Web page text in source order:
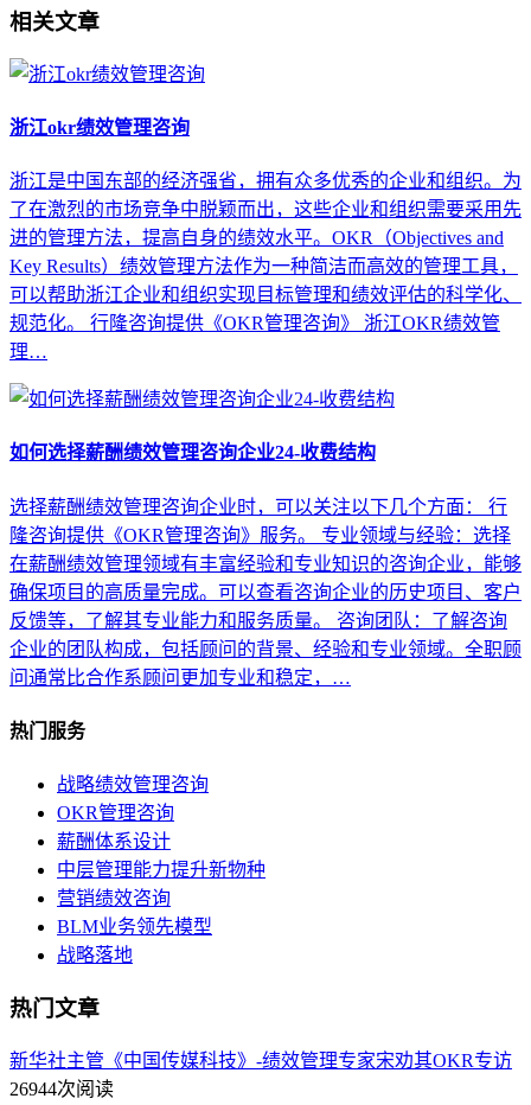
相关文章
浙江okr绩效管理咨询
浙江是中国东部的经济强省，拥有众多优秀的企业和组织。为
了在激烈的市场竞争中脱颖而出，这些企业和组织需要采用先
进的管理方法，提高自身的绩效水平。OKR（Objectives and
Key Results）绩效管理方法作为一种简洁而高效的管理工具，
可以帮助浙江企业和组织实现目标管理和绩效评估的科学化、
规范化。 行隆咨询提供《OKR管理咨询》 浙江OKR绩效管
理…
如何选择薪酬绩效管理咨询企业24-收费结构
选择薪酬绩效管理咨询企业时，可以关注以下几个方面： 行
隆咨询提供《OKR管理咨询》服务。 专业领域与经验：选择
在薪酬绩效管理领域有丰富经验和专业知识的咨询企业，能够
确保项目的高质量完成。可以查看咨询企业的历史项目、客户
反馈等，了解其专业能力和服务质量。 咨询团队：了解咨询
企业的团队构成，包括顾问的背景、经验和专业领域。全职顾
问通常比合作系顾问更加专业和稳定，…
热门服务
战略绩效管理咨询
OKR管理咨询
薪酬体系设计
中层管理能力提升新物种
营销绩效咨询
BLM业务领先模型
战略落地
热门文章
新华社主管《中国传媒科技》-绩效管理专家宋劝其OKR专访
26944次阅读